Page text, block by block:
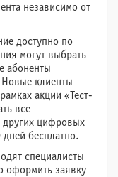
независимо от
доступно по
могут выбрать
абоненты
Новые клиенты
акции «Тест-
все
других цифровых
дней бесплатно.
специалисты
оформить заявку